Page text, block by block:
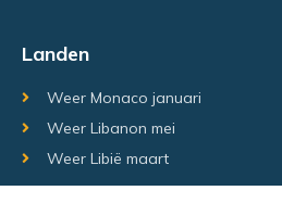
Landen
Weer Monaco januari
Weer Libanon mei
Weer Libië maart